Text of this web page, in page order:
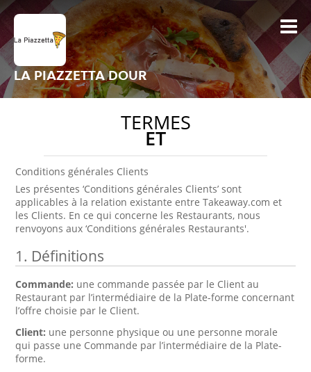
LA PIAZZETTA DOUR
TERMES
ET
Conditions générales Clients
Les présentes ‘Conditions générales Clients’ sont
applicables à la relation existante entre Takeaway.com et
les Clients. En ce qui concerne les Restaurants, nous
renvoyons aux ‘Conditions générales Restaurants'.
1. Définitions
Commande: une commande passée par le Client au
Restaurant par l’intermédiaire de la Plate-forme concernant
l’offre choisie par le Client.
Client: une personne physique ou une personne morale
qui passe une Commande par l’intermédiaire de la Plate-
forme.